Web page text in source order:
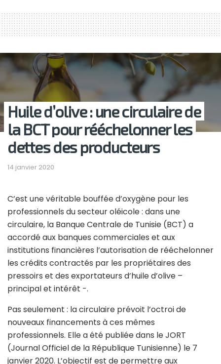
Huile d’olive : une circulaire de
la BCT pour rééchelonner les
dettes des producteurs
14 janvier 2020
C’est une véritable bouffée d’oxygène pour les
professionnels du secteur oléicole : dans une
circulaire, la Banque Centrale de Tunisie (BCT) a
accordé aux banques commerciales et aux
institutions financières l’autorisation de rééchelonner
les crédits contractés par les propriétaires des
pressoirs et des exportateurs d’huile d’olive –
principal et intérêt -.
Pas seulement : la circulaire prévoit l’octroi de
nouveaux financements à ces mêmes
professionnels. Elle a été publiée dans le JORT
(Journal Officiel de la République Tunisienne) le 7
janvier 2020. L’objectif est de permettre aux